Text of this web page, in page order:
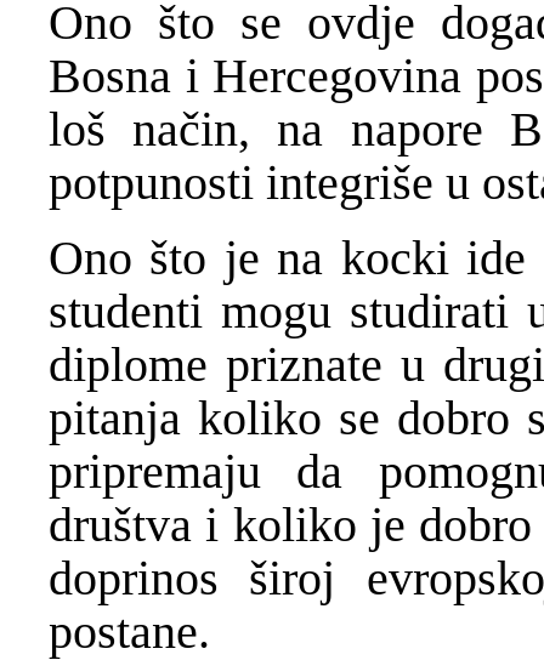
Ono što se ovdje
Bosna i Hercegovina
loš način, na napore
potpunosti integriše u
Ono što je na kocki
studenti mogu studirati
diplome priznate u
pitanja koliko se dobro
pripremaju da
društva i koliko je
doprinos široj
postane.